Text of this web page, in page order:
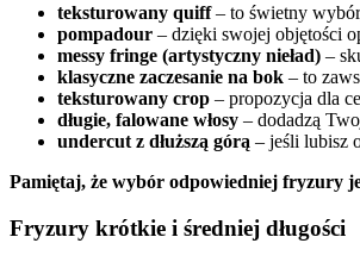
teksturowany quiff– to świetny
pompadour – dzięki swojej objętości
messy fringe (artystyczny nieład) –
klasyczne zaczesanie na bok – to
teksturowany crop – propozycja dla
długie, falowane włosy – dodadzą
undercut z dłuższą górą – jeśli lubisz
Pamiętaj, że wybór odpowiedniej fryzury
Fryzury krótkie i średniej długości